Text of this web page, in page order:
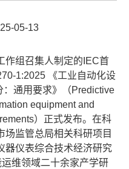
05-13
作组召集人制定的IEC首
1:2025 《工业自动化设
通用要求》（Predictive
equipment and
）正式发布。在科
场监管总局相关科研项目
器仪表综合技术经济研究
维领域二十余家产学研